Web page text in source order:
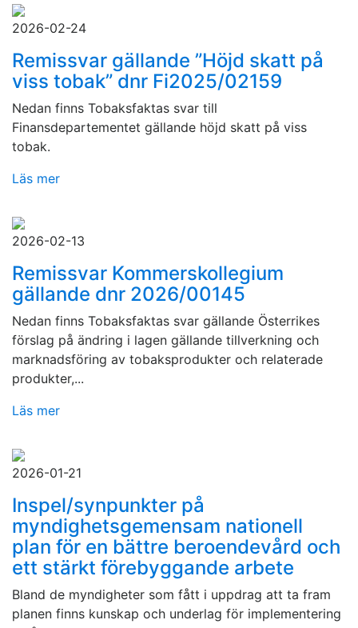
2026-02-24
Remissvar gällande ”Höjd skatt på
viss tobak” dnr Fi2025/02159
Nedan finns Tobaksfaktas svar till
Finansdepartementet gällande höjd skatt på viss
tobak.
Läs mer
2026-02-13
Remissvar Kommerskollegium
gällande dnr 2026/00145
Nedan finns Tobaksfaktas svar gällande Österrikes
förslag på ändring i lagen gällande tillverkning och
marknadsföring av tobaksprodukter och relaterade
produkter,...
Läs mer
2026-01-21
Inspel/synpunkter på
myndighetsgemensam nationell
plan för en bättre beroendevård och
ett stärkt förebyggande arbete
Bland de myndigheter som fått i uppdrag att ta fram
planen finns kunskap och underlag för implementering